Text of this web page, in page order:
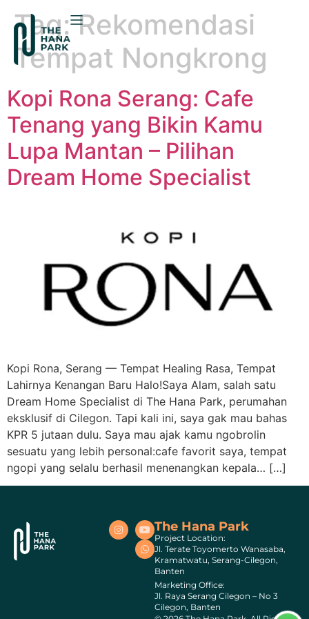
Tag:Rekomendasi
Tempat Nongkrong
Kopi Rona Serang: Cafe
Tenang yang Bikin Kamu
Lupa Mantan – Pilihan
Dream Home Specialist
Kopi Rona, Serang — Tempat Healing Rasa, Tempat
Lahirnya Kenangan Baru Halo!Saya Alam, salah satu
Dream Home Specialist di The Hana Park, perumahan
eksklusif di Cilegon. Tapi kali ini, saya gak mau bahas
KPR 5 jutaan dulu. Saya mau ajak kamu ngobrolin
sesuatu yang lebih personal:cafe favorit saya, tempat
ngopi yang selalu berhasil menenangkan kepala… […]
The Hana Park
Project Location:
Jl. Terate Toyomerto Wanasaba,
Kramatwatu, Serang-Cilegon,
Banten
Marketing Office:
Jl. Raya Serang Cilegon – No 3
Cilegon, Banten